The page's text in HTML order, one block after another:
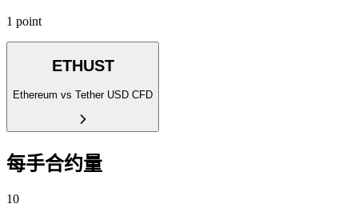
1 point
ETHUST
Ethereum vs Tether USD CFD
每手合约量
10